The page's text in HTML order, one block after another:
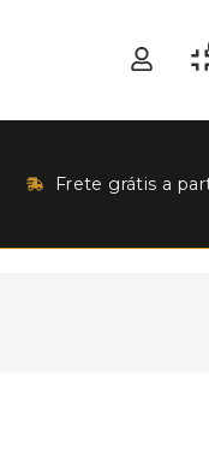
Frete grátis a